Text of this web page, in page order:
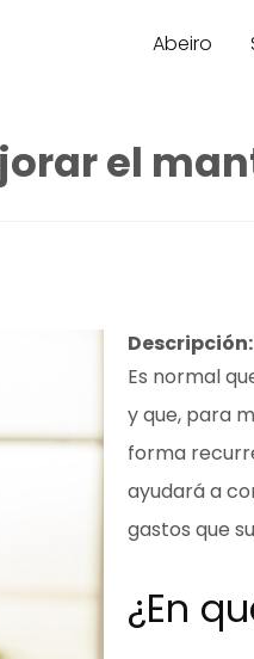
Abeiro
el
Descripción:
Es normal
y que, para
forma
ayudará a
gastos que
¿En